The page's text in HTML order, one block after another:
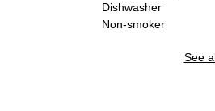
Dishwasher
Non-smoker
See